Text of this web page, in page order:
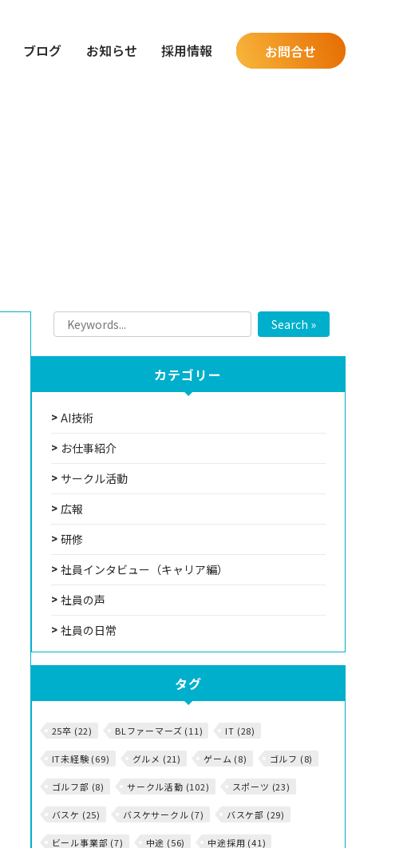
ブログ お知らせ 採用情報 お問合せ
Search »
カテゴリー
AI技術
お仕事紹介
サークル活動
広報
研修
社員インタビュー（キャリア編）
社員の声
社員の日常
タグ
25卒 (22) BLファーマーズ (11) IT (28)
IT未経験 (69) グルメ (21) ゲーム (8) ゴルフ (8)
ゴルフ部 (8) サークル活動 (102) スポーツ (23)
バスケ (25) バスケサークル (7) バスケ部 (29)
ビール事業部 (7) 中途 (56) 中途採用 (41)